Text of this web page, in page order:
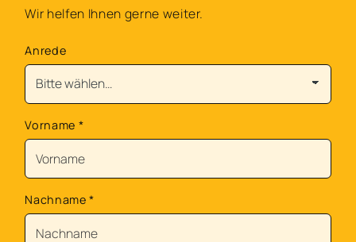
Wir helfen Ihnen gerne weiter.
Anrede
Vorname *
Nachname*